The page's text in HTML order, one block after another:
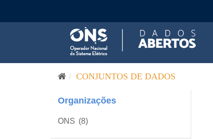
CONJUNTOS DE DADOS
Organizações
ONS (8)